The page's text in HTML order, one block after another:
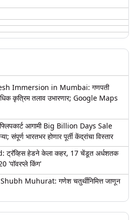
Immersion in Mumbai: गणपती
कृत्रिम तलाव उभारणार; Google Maps
आगामी Big Billion Days Sale
संपूर्ण भारतभर होणार पूर्ती केंद्रांचा विस्तार
हेडने केला कहर, 17 चेंडूत अर्धशतक
'पॉवरप्ले किंग'
Muhurat: गणेश चतुर्थीनिमित्त जाणून